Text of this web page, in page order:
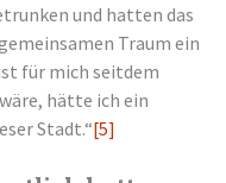
und hatten das
Traum ein
für mich seitdem
hätte ich ein
Stadt.“[5]